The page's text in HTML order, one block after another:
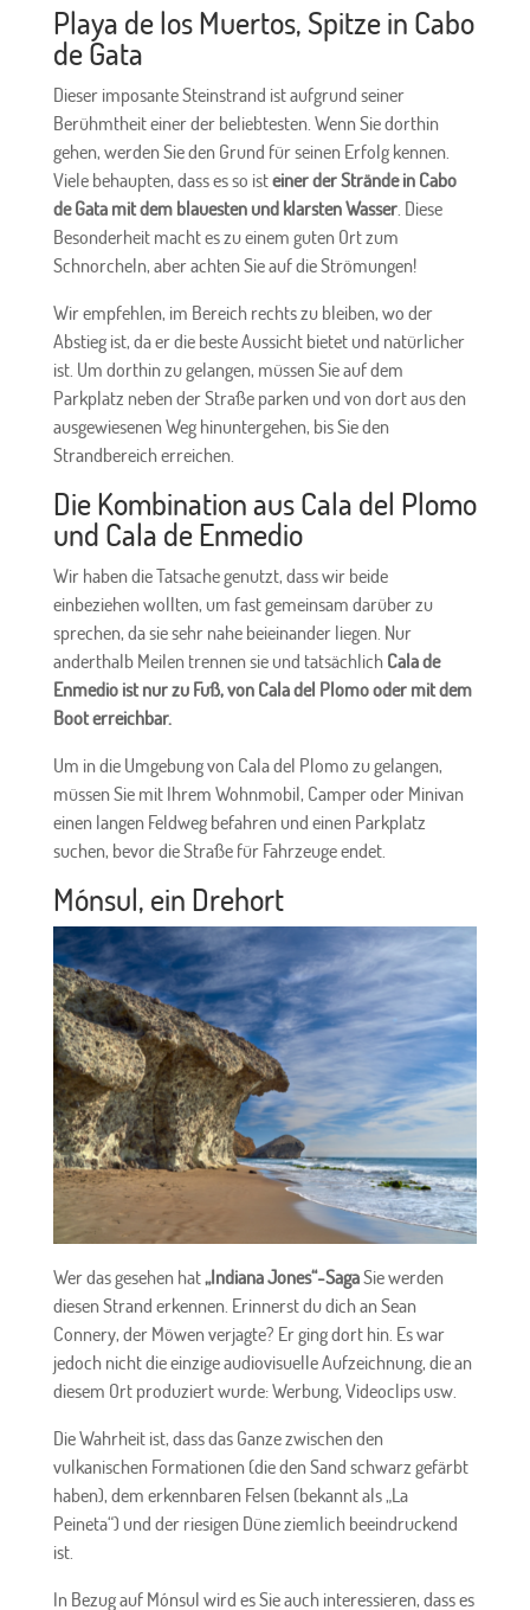
Playa de los Muertos, Spitze in Cabo
de Gata
Dieser imposante Steinstrand ist aufgrund seiner
Berühmtheit einer der beliebtesten. Wenn Sie dorthin
gehen, werden Sie den Grund für seinen Erfolg kennen.
Viele behaupten, dass es so isteiner der Strände in Cabo
de Gata mit dem blauesten und klarsten Wasser. Diese
Besonderheit macht es zu einem guten Ort zum
Schnorcheln, aber achten Sie auf die Strömungen!
Wir empfehlen, im Bereich rechts zu bleiben, wo der
Abstieg ist, da er die beste Aussicht bietet und natürlicher
ist. Um dorthin zu gelangen, müssen Sie auf dem
Parkplatz neben der Straße parken und von dort aus den
ausgewiesenen Weg hinuntergehen, bis Sie den
Strandbereich erreichen.
Die Kombination aus Cala del Plomo
und Cala de Enmedio
Wir haben die Tatsache genutzt, dass wir beide
einbeziehen wollten, um fast gemeinsam darüber zu
sprechen, da sie sehr nahe beieinander liegen. Nur
anderthalb Meilen trennen sie und tatsächlich Cala de
Enmedio ist nur zu Fuß, von Cala del Plomo oder mit dem
Boot erreichbar.
Um in die Umgebung von Cala del Plomo zu gelangen,
müssen Sie mit Ihrem Wohnmobil, Camper oder Minivan
einen langen Feldweg befahren und einen Parkplatz
suchen, bevor die Straße für Fahrzeuge endet.
Mónsul, ein Drehort
Wer das gesehen hat„Indiana Jones“-SagaSie werden
diesen Strand erkennen. Erinnerst du dich an Sean
Connery, der Möwen verjagte? Er ging dort hin. Es war
jedoch nicht die einzige audiovisuelle Aufzeichnung, die an
diesem Ort produziert wurde: Werbung, Videoclips usw.
Die Wahrheit ist, dass das Ganze zwischen den
vulkanischen Formationen (die den Sand schwarz gefärbt
haben), dem erkennbaren Felsen (bekannt als „La
Peineta“) und der riesigen Düne ziemlich beeindruckend
ist.
In Bezug auf Mónsul wird es Sie auch interessieren, dass es